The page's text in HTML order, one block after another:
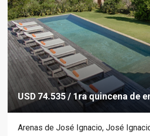
USD 74.535 / 1ra quincena de
Arenas de José Ignacio, José